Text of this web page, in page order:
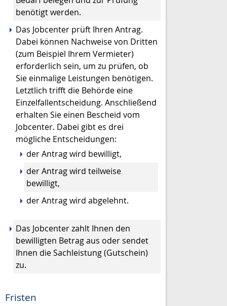
benötigt werden.
Das Jobcenter prüft Ihren Antrag.
Dabei können Nachweise von Dritten
(zum Beispiel Ihrem Vermieter)
erforderlich sein, um zu prüfen, ob
Sie einmalige Leistungen benötigen.
Letztlich trifft die Behörde eine
Einzelfallentscheidung. Anschließend
erhalten Sie einen Bescheid vom
Jobcenter. Dabei gibt es drei
mögliche Entscheidungen:
der Antrag wird bewilligt,
der Antrag wird teilweise
bewilligt,
der Antrag wird abgelehnt.
Das Jobcenter zahlt Ihnen den
bewilligten Betrag aus oder sendet
Ihnen die Sachleistung (Gutschein)
zu.
Fristen